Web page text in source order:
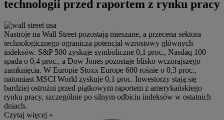
technologii przed raportem z rynku pracy
Nastroje na Wall Street pozostają mieszane, a przecena sektora
technologicznego ogranicza potencjał wzrostowy głównych
indeksów. S&P 500 zyskuje symboliczne 0,1 proc., Nasdaq 100
spada o 0,4 proc., a Dow Jones pozostaje blisko wczorajszego
zamknięcia. W Europie Stoxx Europe 600 rośnie o 0,3 proc.,
natomiast MSCI World zyskuje 0,1 proc. Inwestorzy stają się
bardziej ostrożni przed piątkowym raportem z amerykańskiego
rynku pracy, szczególnie po silnym odbiciu indeksów w ostatnich
dniach.
Czytaj więcej »